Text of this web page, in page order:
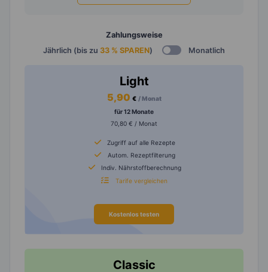
Zahlungsweise
Jährlich (bis zu 33 % SPAREN) Monatlich
Light
5,90 € / Monat
für 12 Monate
70,80 € / Monat
Zugriff auf alle Rezepte
Autom. Rezeptfilterung
Indiv. Nährstoffberechnung
Tarife vergleichen
Kostenlos testen
Classic